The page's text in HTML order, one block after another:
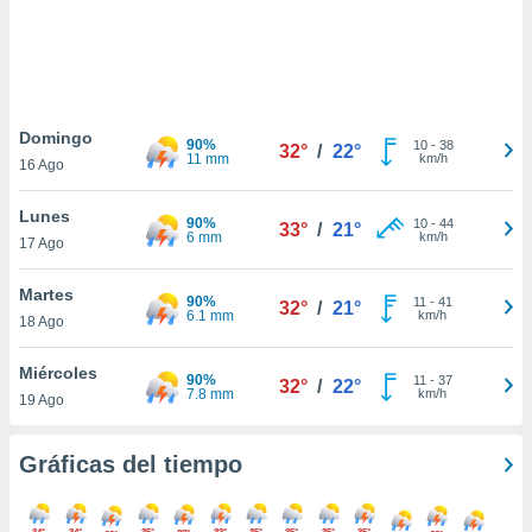
únicos
similares
este sitio
IP
de
posible
interés
Para
su
Domingo
16 Ago
90%
11 mm
32° / 22° 10- 38
km/h
Lunes
17 Ago
90%
6 mm
33° / 21° 10- 44
km/h
Martes
18 Ago
90%
6.1 mm
32° / 21° 11 - 41
km/h
Miércoles
19 Ago
90%
7.8 mm
32° / 22° 11 - 37
km/h
Gráficas del tiempo